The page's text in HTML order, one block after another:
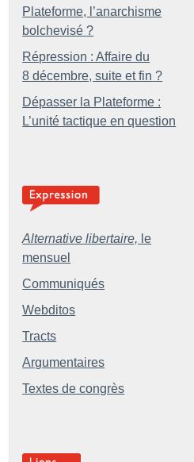
Plateforme, l’anarchisme
bolchevisé ?
Répression : Affaire du
8 décembre, suite et fin ?
Dépasser la Plateforme :
L’unité tactique en question
Alternative libertaire, le
mensuel
Communiqués
Webditos
Tracts
Argumentaires
Textes de congrès